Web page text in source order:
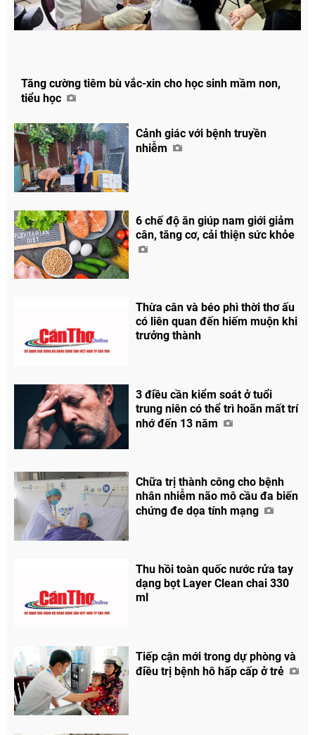
Tăng cường tiêm bù vắc-xin cho học sinh mầm non,
tiểu học
Cảnh giác với bệnh truyền
nhiễm
6 chế độ ăn giúp nam giới giảm
cân, tăng cơ, cải thiện sức khỏe
Thừa cân và béo phì thời thơ ấu
có liên quan đến hiếm muộn khi
trưởng thành
3 điều cần kiểm soát ở tuổi
trung niên có thể trì hoãn mất trí
nhớ đến 13 năm
Chữa trị thành công cho bệnh
nhân nhiễm não mô cầu đa biến
chứng đe dọa tính mạng
Thu hồi toàn quốc nước rửa tay
dạng bọt Layer Clean chai 330
ml
Tiếp cận mới trong dự phòng và
điều trị bệnh hô hấp cấp ở trẻ